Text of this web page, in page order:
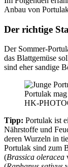
Anbau von
Der richtige
Der Sommer-
das Blattgemüse
sind eher sandige
Portulak
HK-
Tipp: Portulak ist
Nährstoffe und
deren Wurzeln in
Portulak sind zum
(Brassica oleracea